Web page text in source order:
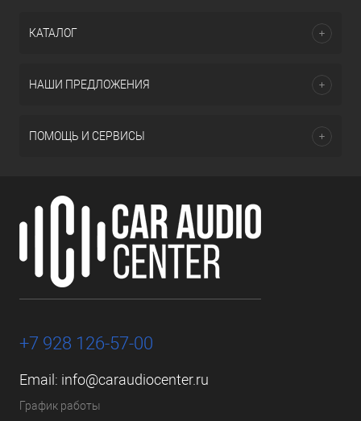
КАТАЛОГ
НАШИ ПРЕДЛОЖЕНИЯ
ПОМОЩЬ И СЕРВИСЫ
+7 928 126-57-00
Email: info@caraudiocenter.ru
График работы